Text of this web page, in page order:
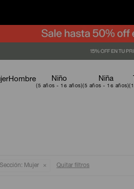
Hombre Niño Niña
Sección: Mujer Quitar filtros